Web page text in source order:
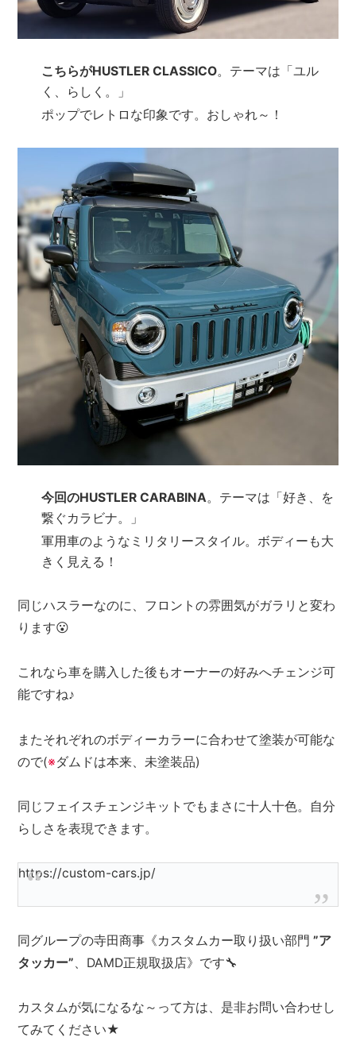
こちらがHUSTLER CLASSICO。テーマは「ユル
く、らしく。」
ポップでレトロな印象です。おしゃれ～！
今回のHUSTLER CARABINA。テーマは「好き、を
繋ぐカラビナ。」
軍用車のようなミリタリースタイル。ボディーも大
きく見える！
同じハスラーなのに、フロントの雰囲気がガラリと変わ
ります😮
これなら車を購入した後もオーナーの好みへチェンジ可
能ですね♪
またそれぞれのボディーカラーに合わせて塗装が可能な
ので(※ダムドは本来、未塗装品)
同じフェイスチェンジキットでもまさに十人十色。自分
らしさを表現できます。
https://custom-cars.jp/
同グループの寺田商事《カスタムカー取り扱い部門”ア
タッカー” 、DAMD正規取扱店》です🔧
カスタムが気になるな～って方は、是非お問い合わせし
てみてください★